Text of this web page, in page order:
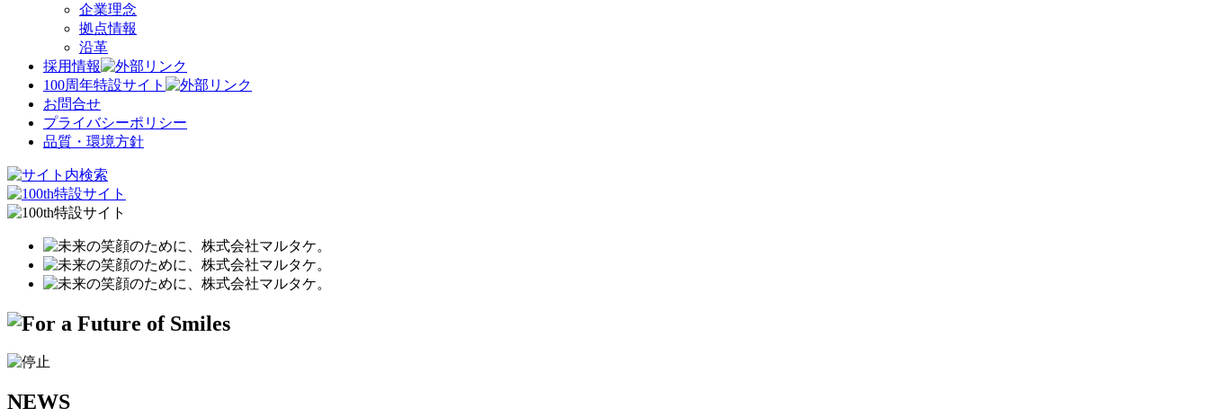
企業理念
拠点情報
沿革
採用情報
100周年特設サイト
お問合せ
プライバシーポリシー
品質・環境方針
NEWS